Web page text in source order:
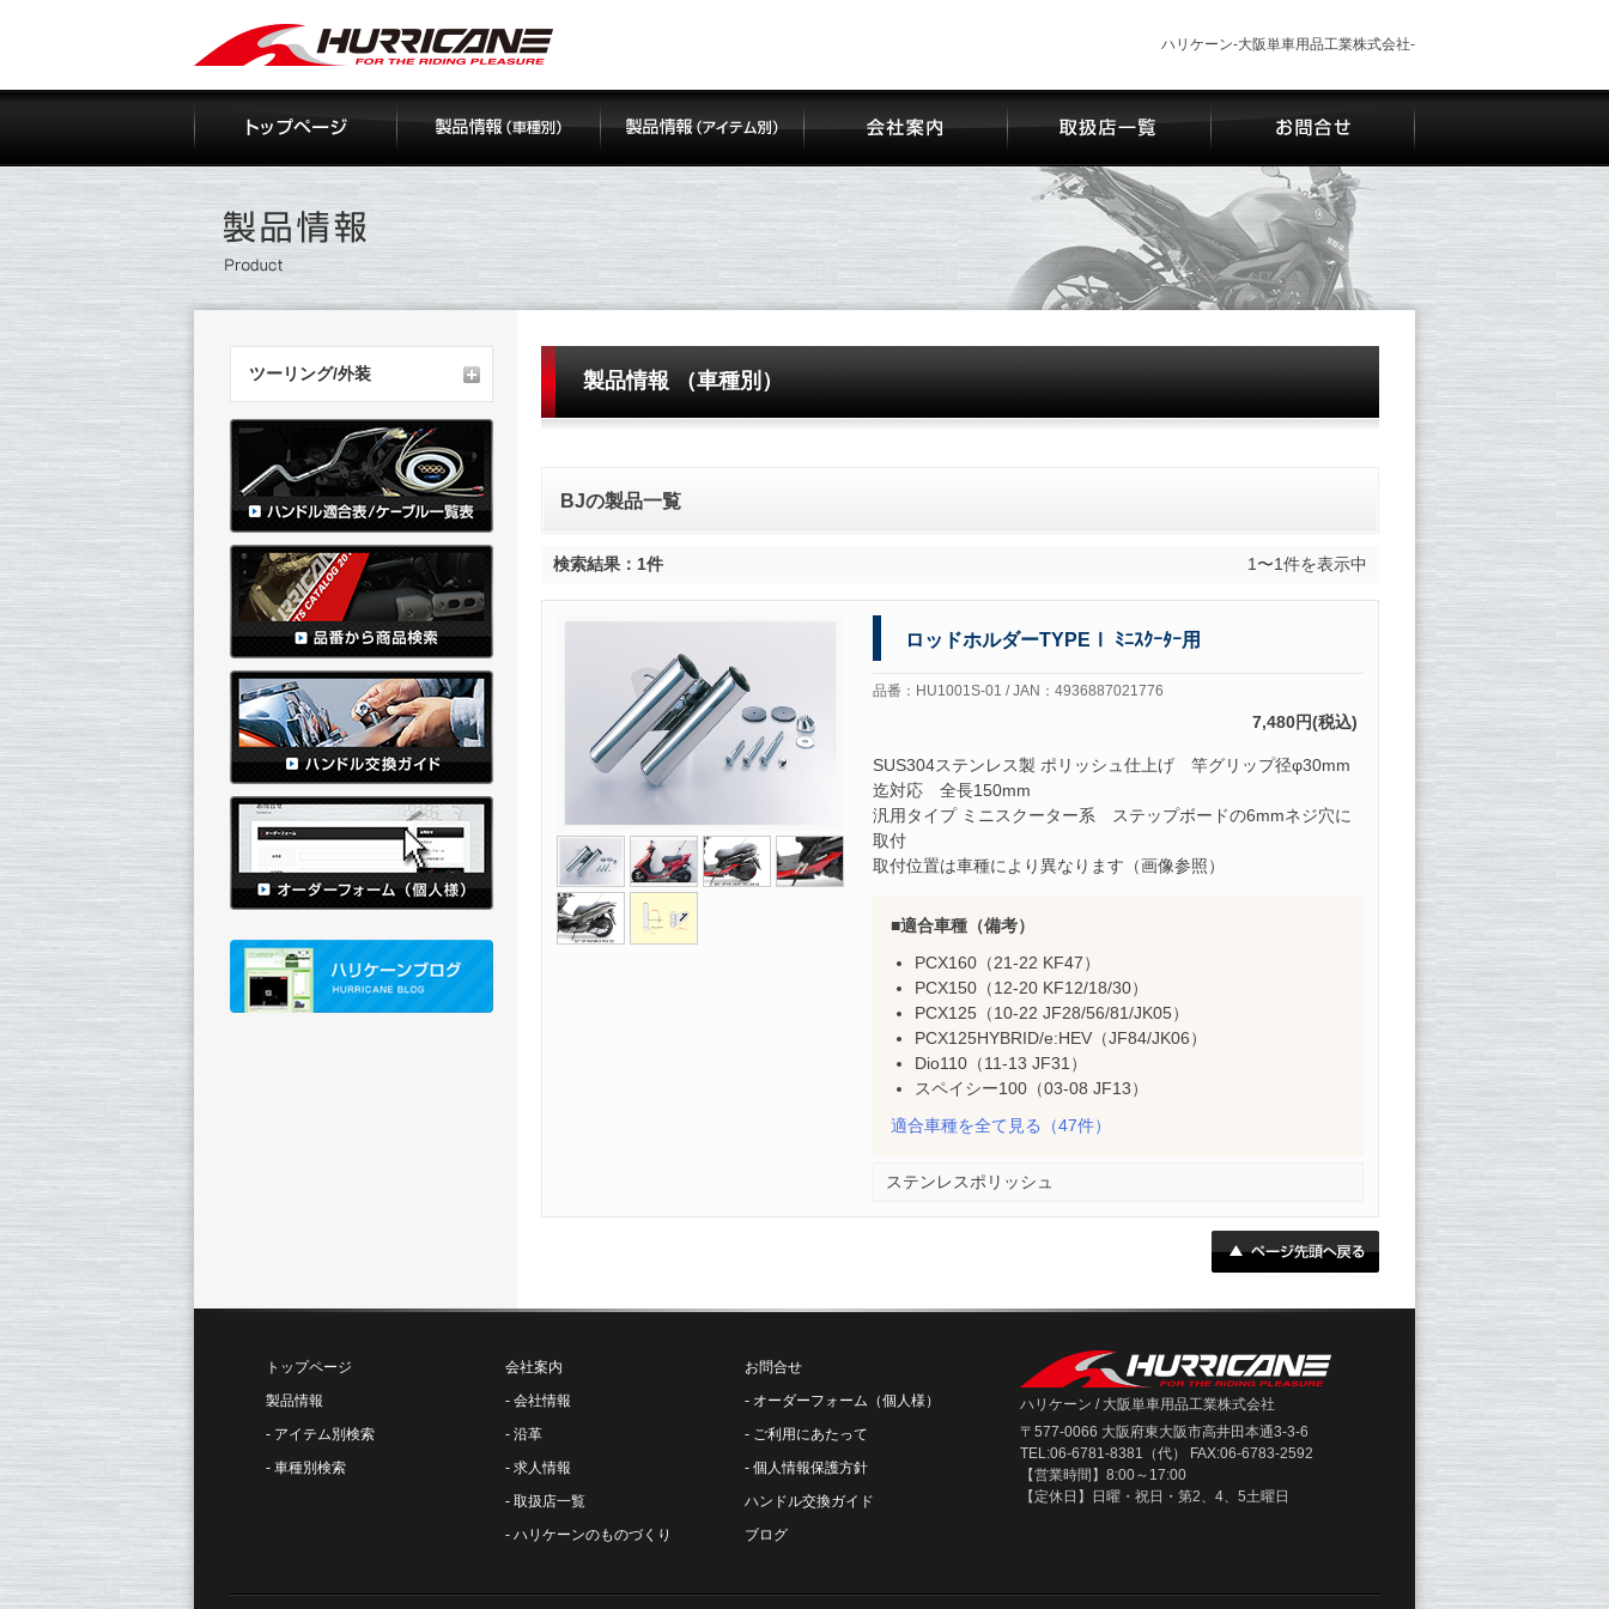
ハリケーン-大阪単車用品工業株式会社-
製品情報 （車種別）
BJの製品一覧
検索結果：1件 1〜1件を表示中
ロッドホルダーTYPEⅠ ﾐﾆｽｸｰﾀｰ用
品番：HU1001S-01 / JAN：4936887021776
7,480円(税込)
SUS304ステンレス製 ポリッシュ仕上げ 竿グリップ径φ30mm
迄対応 全長150mm
汎用タイプ ミニスクーター系 ステップボードの6mmネジ穴に
取付
取付位置は車種により異なります（画像参照）
適合車種（備考）
PCX160（21-22 KF47）
PCX150（12-20 KF12/18/30）
PCX125（10-22 JF28/56/81/JK05）
PCX125HYBRID/e:HEV（JF84/JK06）
Dio110（11-13 JF31）
スペイシー100（03-08 JF13）
適合車種を全て見る
（47件）
ステンレスポリッシュ
ツーリング/外装
トップページ
製品情報
アイテム別検索
車種別検索
会社案内
会社情報
沿革
求人情報
取扱店一覧
ハリケーンのものづくり
お問合せ
オーダーフォーム（個人様）
ご利用にあたって
個人情報保護方針
ハンドル交換ガイド
ブログ
ハリケーン / 大阪単車用品工業株式会社
〒577-0066 大阪府東大阪市高井田本通3-3-6
TEL:06-6781-8381（代） FAX:06-6783-2592
【営業時間】8:00～17:00
【定休日】日曜・祝日・第2、4、5土曜日